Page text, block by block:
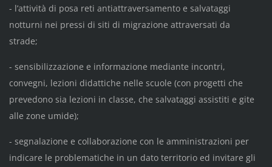
- l’attività di posa reti antiattraversamento e salvataggi
notturni nei pressi di siti di migrazione attraversati da
strade;
- sensibilizzazione e informazione mediante incontri,
convegni, lezioni didattiche nelle scuole (con progetti che
prevedono sia lezioni in classe, che salvataggi assistiti e gite
alle zone umide);
- segnalazione e collaborazione con le amministrazioni per
indicare le problematiche in un dato territorio ed invitare gli